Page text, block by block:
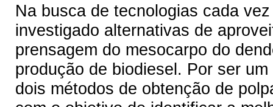
Na busca de tecnologias cada
investigado alternativas de
prensagem do mesocarpo do
produção de biodiesel. Por ser
dois métodos de obtenção de